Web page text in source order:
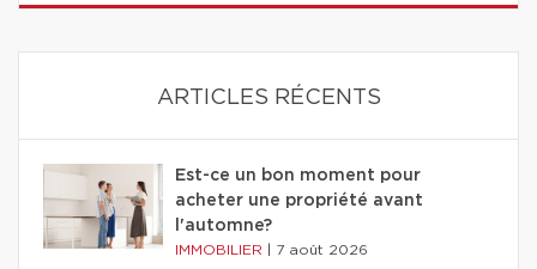
ARTICLES RÉCENTS
Est-ce un bon moment pour
acheter une propriété avant
l'automne?
IMMOBILIER 7 août 2026